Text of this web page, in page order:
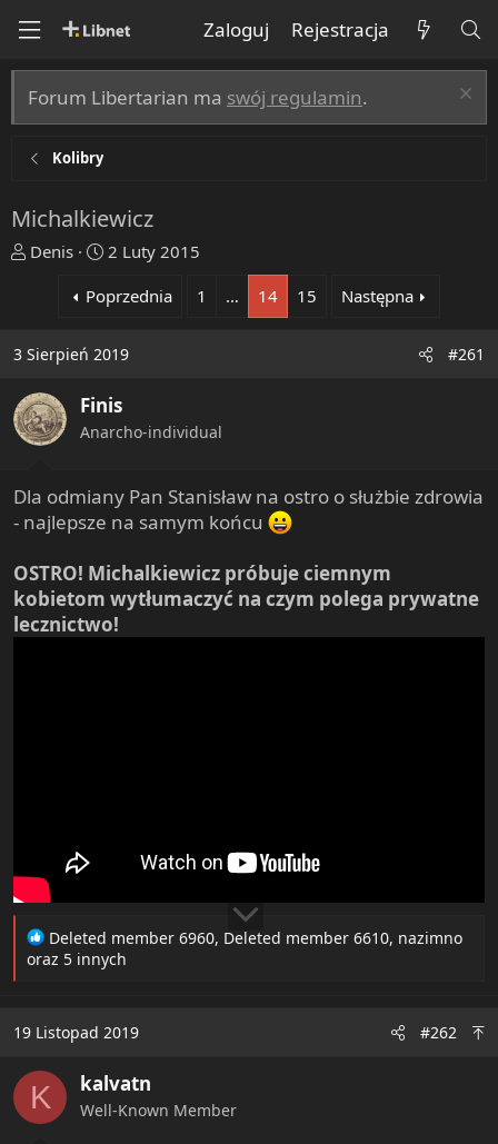
Zaloguj Rejestracja
Forum Libertarian ma swój regulamin.
Kolibry
Michalkiewicz
T
a
d
s
t
a
e
r
Denis
R
z
o
c
ę
t
2 Luty 2015
Poprzednia
1 … 14 15 Następna
3 Sierpień 2019 #261
Finis
Anarcho-individual
Dla odmiany Pan Stanisław na ostro o służbie zdrowia
- najlepsze na samym końcu
OSTRO! Michalkiewicz próbuje ciemnym
kobietom wytłumaczyć na czym polega prywatne
lecznictwo!
R
e
i
n
s
:
Deleted member 6960, Deleted member 6610, nazimno
oraz 5 innych
19 Listopad 2019 #262
K kalvatn
Well-Known Member